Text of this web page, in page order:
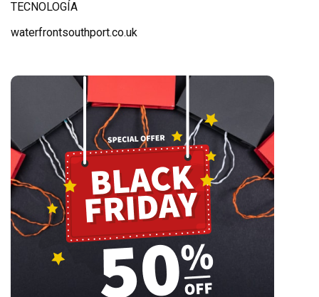
TECNOLOGÍA
waterfrontsouthport.co.uk